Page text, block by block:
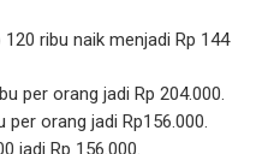
ribu naik menjadi Rp 144
per orang jadi Rp 204.000.
per orang jadi Rp156.000.
jadi Rp 156.000.